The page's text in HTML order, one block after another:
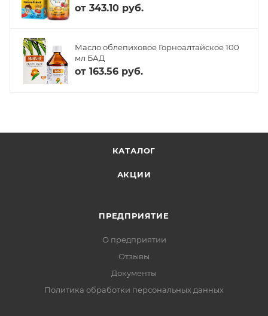
от 343.10 руб.
Масло облепиховое Горноалтайское 100
мл БАД
от 163.56 руб.
КАТАЛОГ
АКЦИИ
ПРЕДПРИЯТИЕ
О предприятии
Отзывы
Документы
Политика обработки персональных данных